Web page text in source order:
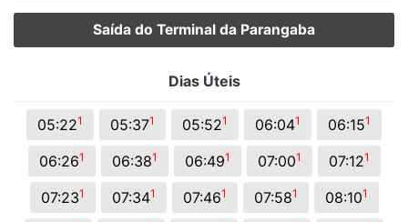
Saída do Terminal da Parangaba
Dias Úteis
05:221 05:371 05:521 06:041 06:151
06:261 06:381 06:491 07:001 07:121
07:231 07:341 07:461 07:581 08:101